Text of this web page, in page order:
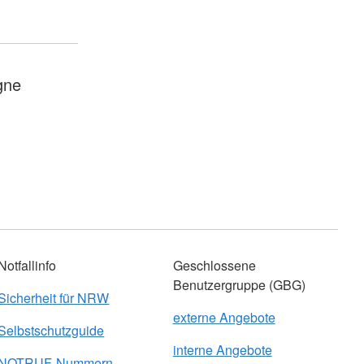
für NRW
Geschlossene
Benutzergruppe (GBG)
externe Angebote
interne Angebote